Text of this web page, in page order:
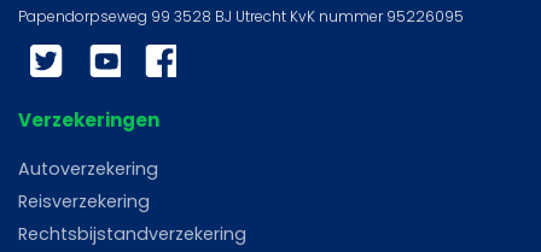
Twitter YouTube
Verzekeringen
Autoverzekering
Reisverzekering
Rechtsbijstandverzekering